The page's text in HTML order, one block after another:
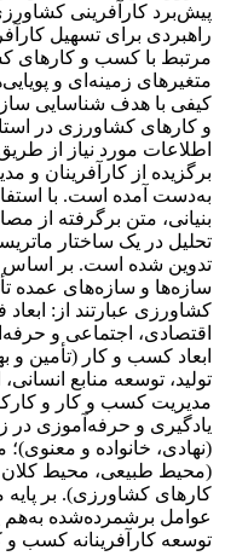
پیش‌برد کارآفرینی
راهبردی برای تسهیل
مرتبط با کسب‌ و کارهای
متغیرهای زمینه‌ای و
کیفی با هدف شناسایی
و کارهای کشاورزی در
اطلاعات مورد نیاز از
به‌دست آمده است. با
بنیانی، متن برگرفته از
تحلیل در یک ساختار
تدوین شده است. بر
سازه‌ها و سازه‌های عمده
کشاورزی عبارتند از:
اقتصادی، اجتماعی و
ابعاد کسب ‌و کار (تأمین و
تولید، توسعه منابع
مدیریت کسب ‌و کار و
یادگیری و حرفه‌آموزی
(نهادی، خانواده و
(محیط طبیعی، محیط
کارهای کشاورزی). بر
عوامل برشمرده‌شده به‌هم
توسعه کارآفرینانه